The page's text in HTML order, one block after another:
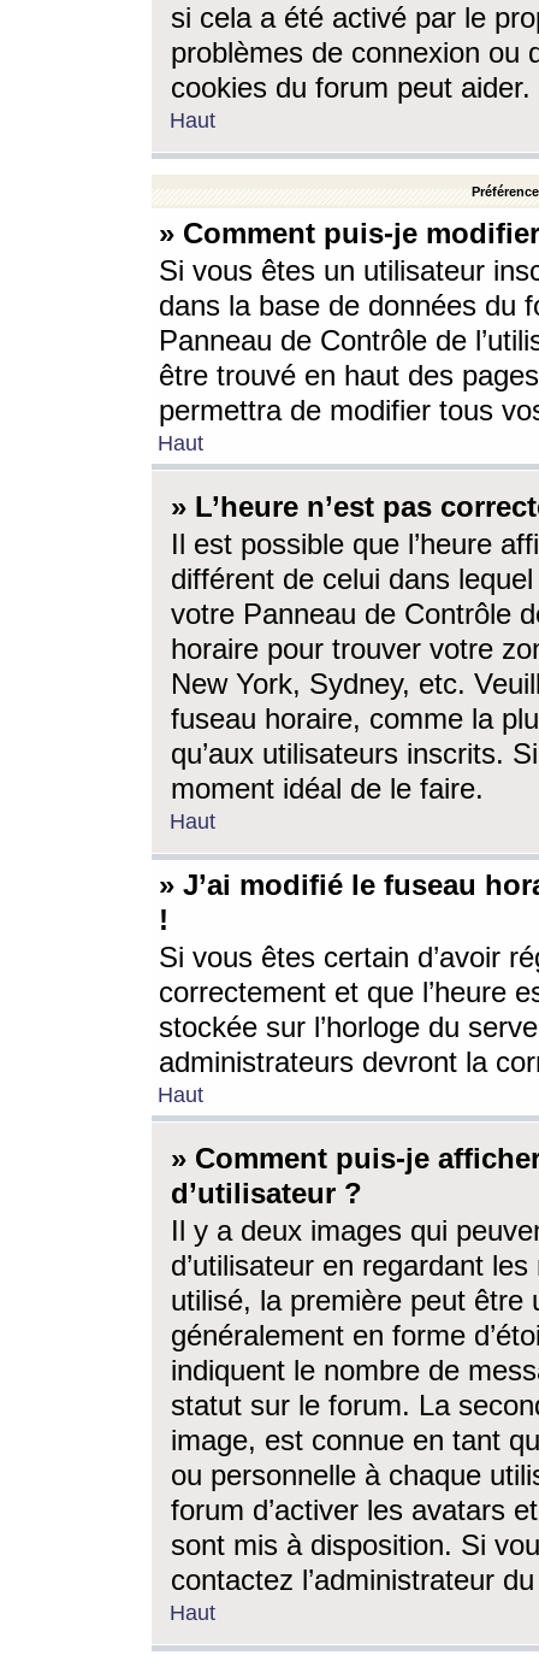
si cela a été activé par le
problèmes de connexion ou
cookies du forum peut aider.
Haut
» Comment puis-je
Si vous êtes un utilisateur
dans la base de données du
Panneau de Contrôle de
être trouvé en haut des
permettra de modifier tous
Haut
» L’heure n’est pas
Il est possible que l’heure
différent de celui dans
votre Panneau de Contrôle
horaire pour trouver votre
New York, Sydney, etc.
fuseau horaire, comme la
qu’aux utilisateurs inscrits.
moment idéal de le faire.
Haut
» J’ai modifié le fuseau
!
Si vous êtes certain d’avoir
correctement et que l’heure
stockée sur l’horloge du
administrateurs devront la
Haut
» Comment puis-je
d’utilisateur ?
Il y a deux images qui
d’utilisateur en regardant
utilisé, la première peut être
généralement en forme
indiquent le nombre de
statut sur le forum. La
image, est connue en tant
ou personnelle à chaque
forum d’activer les avatars
sont mis à disposition. Si
contactez l’administrateur
Haut